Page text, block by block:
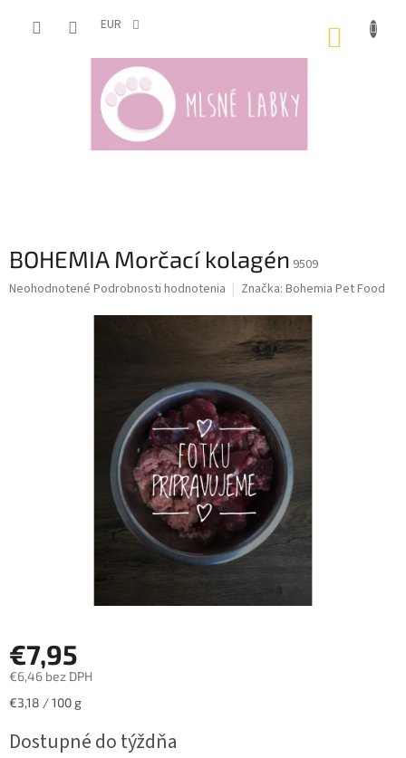
EUR
BOHEMIA Morčací kolagén 9509
Priemerné
Neohodnotené Podrobnosti hodnotenia Značka: Bohemia Pet Food
€7,95
€6,46 bez DPH
Jednotková
€3,18 / 100 g
Dostupné do týždňa